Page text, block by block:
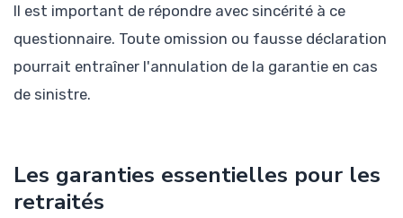
Il est important de répondre avec sincérité à ce
questionnaire. Toute omission ou fausse déclaration
pourrait entraîner l'annulation de la garantie en cas
de sinistre.
Les garanties essentielles pour les
retraités